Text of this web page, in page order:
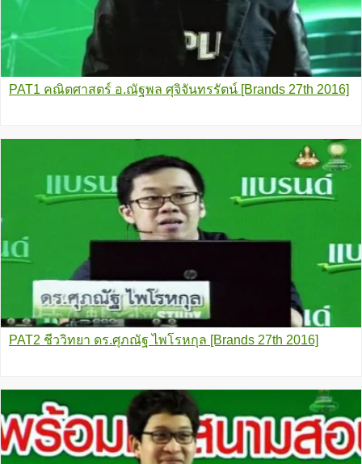
PAT1 คณิตศาสตร์ อ.ณัฐพล ศุจิจันทรรัตน์ [Brands 27th 2016]
PAT2 ชีววิทยา ดร.ศุภณัฐ ไพโรหกุล [Brands 27th 2016]